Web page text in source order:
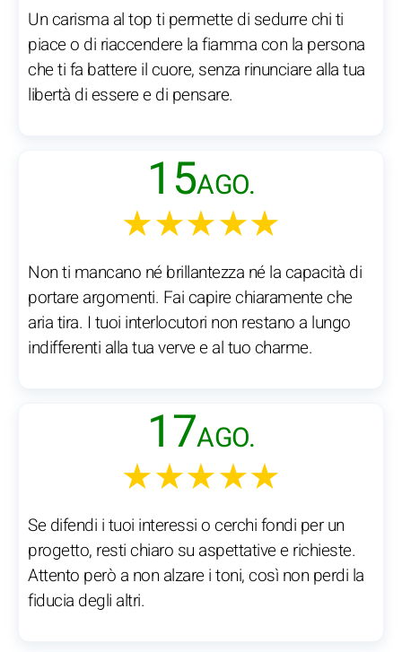
Un carisma al top ti permette di sedurre chi ti
piace o di riaccendere la fiamma con la persona
che ti fa battere il cuore, senza rinunciare alla tua
libertà di essere e di pensare.
15AGO.
★★★★★
Non ti mancano né brillantezza né la capacità di
portare argomenti. Fai capire chiaramente che
aria tira. I tuoi interlocutori non restano a lungo
indifferenti alla tua verve e al tuo charme.
17AGO.
★★★★★
Se difendi i tuoi interessi o cerchi fondi per un
progetto, resti chiaro su aspettative e richieste.
Attento però a non alzare i toni, così non perdi la
fiducia degli altri.